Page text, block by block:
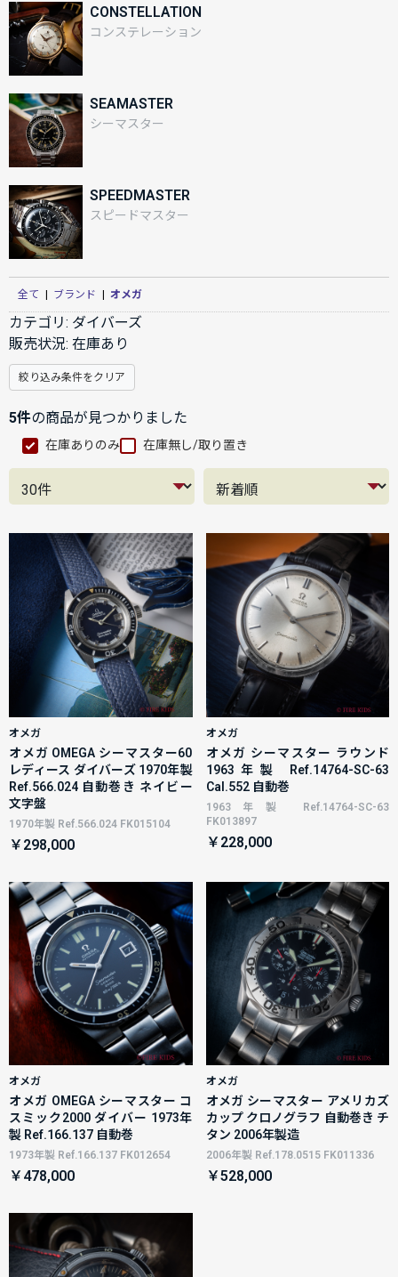
CONSTELLATION
コンステレーション
SEAMASTER
シーマスター
SPEEDMASTER
スピードマスター
全て ブランド オメガ
カテゴリ: ダイバーズ
販売状況: 在庫あり
絞り込み条件をクリア
5件の商品が見つかりました
在庫ありのみ 在庫無し/取り置き
オメガ
オメガ OMEGA シーマスター60
レディース ダイバーズ 1970年製
Ref.566.024 自動巻き ネイビー
文字盤
1970年製 Ref.566.024 FK015104
￥298,000
オメガ
オメガ シーマスター ラウンド
1963年製 Ref.14764-SC-63
Cal.552 自動巻
1963年製 Ref.14764-SC-63
FK013897
￥228,000
オメガ
オメガ OMEGA シーマスター コ
スミック2000 ダイバー 1973年
製 Ref.166.137 自動巻
1973年製 Ref.166.137 FK012654
￥478,000
オメガ
オメガ シーマスター アメリカズ
カップ クロノグラフ 自動巻き チ
タン 2006年製造
2006年製 Ref.178.0515 FK011336
￥528,000